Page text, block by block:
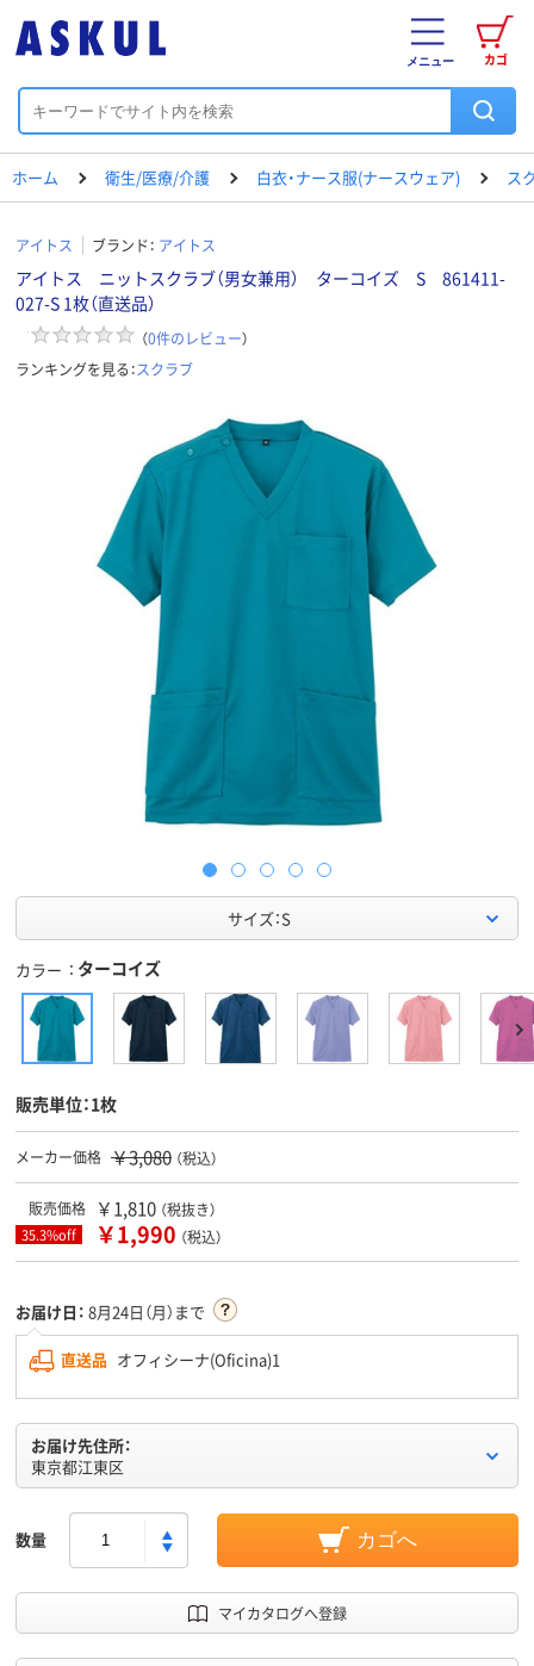
カゴ
メニュー
ホーム 衛生/医療/介護 白衣・ナース服(ナースウェア) ス
アイトス ブランド： アイトス
アイトス ニットスクラブ（男女兼用） ターコイズ S 861411-
027-S 1枚（直送品）
（0件のレビュー）
ランキングを見る：スクラブ
サイズ：S
カラー ターコイズ
販売単位：1枚
メーカー価格 ￥3,080 （税込）
販売価格 ￥1,810 （税抜き）
35.3%off ￥1,990 （税込）
お届け日： 8月24日（月）まで
直送品 オフィシーナ(Oficina)1
お届け先住所：
東京都江東区
数量 カゴへ
マイカタログへ登録